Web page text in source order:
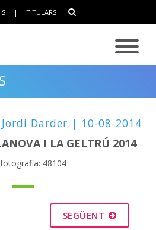
| TITULARS
Darder | 10-08-2014
I LA GELTRÚ 2014
48104
SEGÜENT